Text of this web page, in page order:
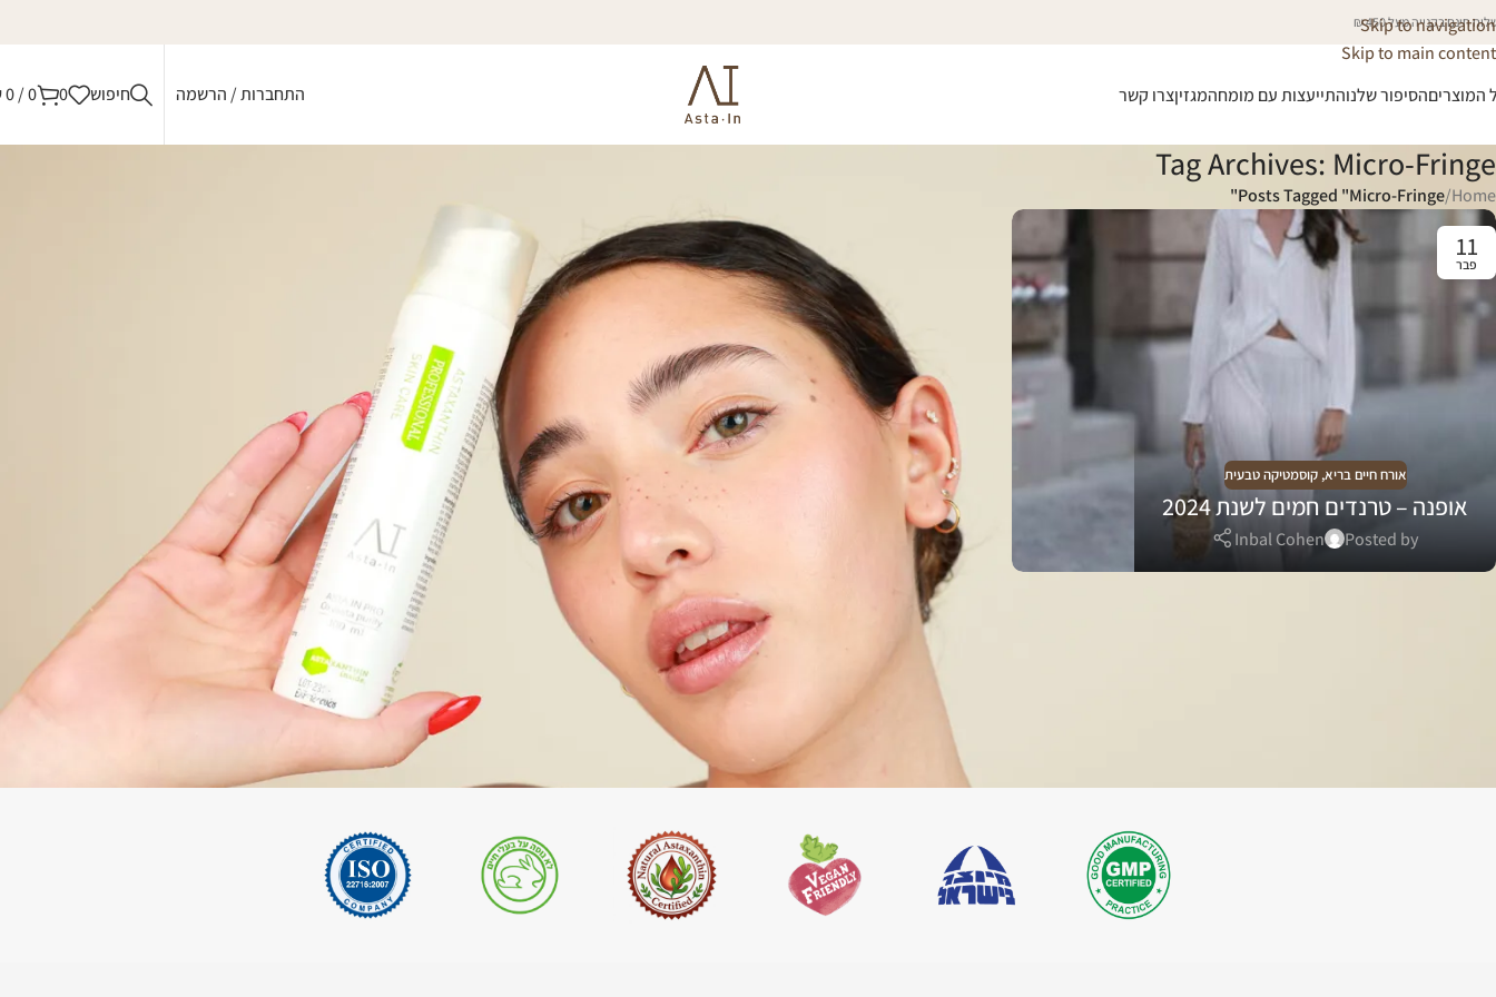
Skip to navigation
Skip to main content
חינם בקנייה מעל 450 ₪
המוצריםהסיפור שלנוהתייעצות עם מומחהמגזיןצרו קשר התחברות / הרשמה חיפוש 0
0
/
0
Tag Archives: Micro-Fringe
Home
/
Posts Tagged "Micro-Fringe"
11
פבר
אורח חיים בריא,קוסמטיקה טבעית
אופנה – טרנדים חמים לשנת 2024
Posted by
Inbal Cohen